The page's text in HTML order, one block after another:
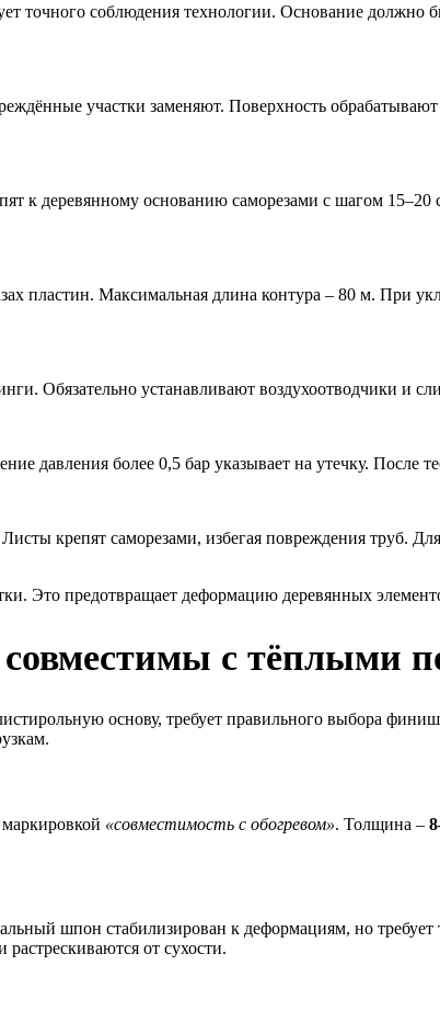
точного соблюдения технологии. Основание
участки заменяют. Поверхность
к деревянному основанию саморезами с шагом 15–20
пластин. Максимальная длина контура – 80 м. При
Обязательно устанавливают воздухоотводчики
давления более 0,5 бар указывает на утечку. После
крепят саморезами, избегая повреждения труб.
Это предотвращает деформацию деревянных
с тёплыми
основу, требует правильного выбора
маркировкой «совместимость с обогревом». Толщина –
шпон стабилизирован к деформациям, но
от сухости.